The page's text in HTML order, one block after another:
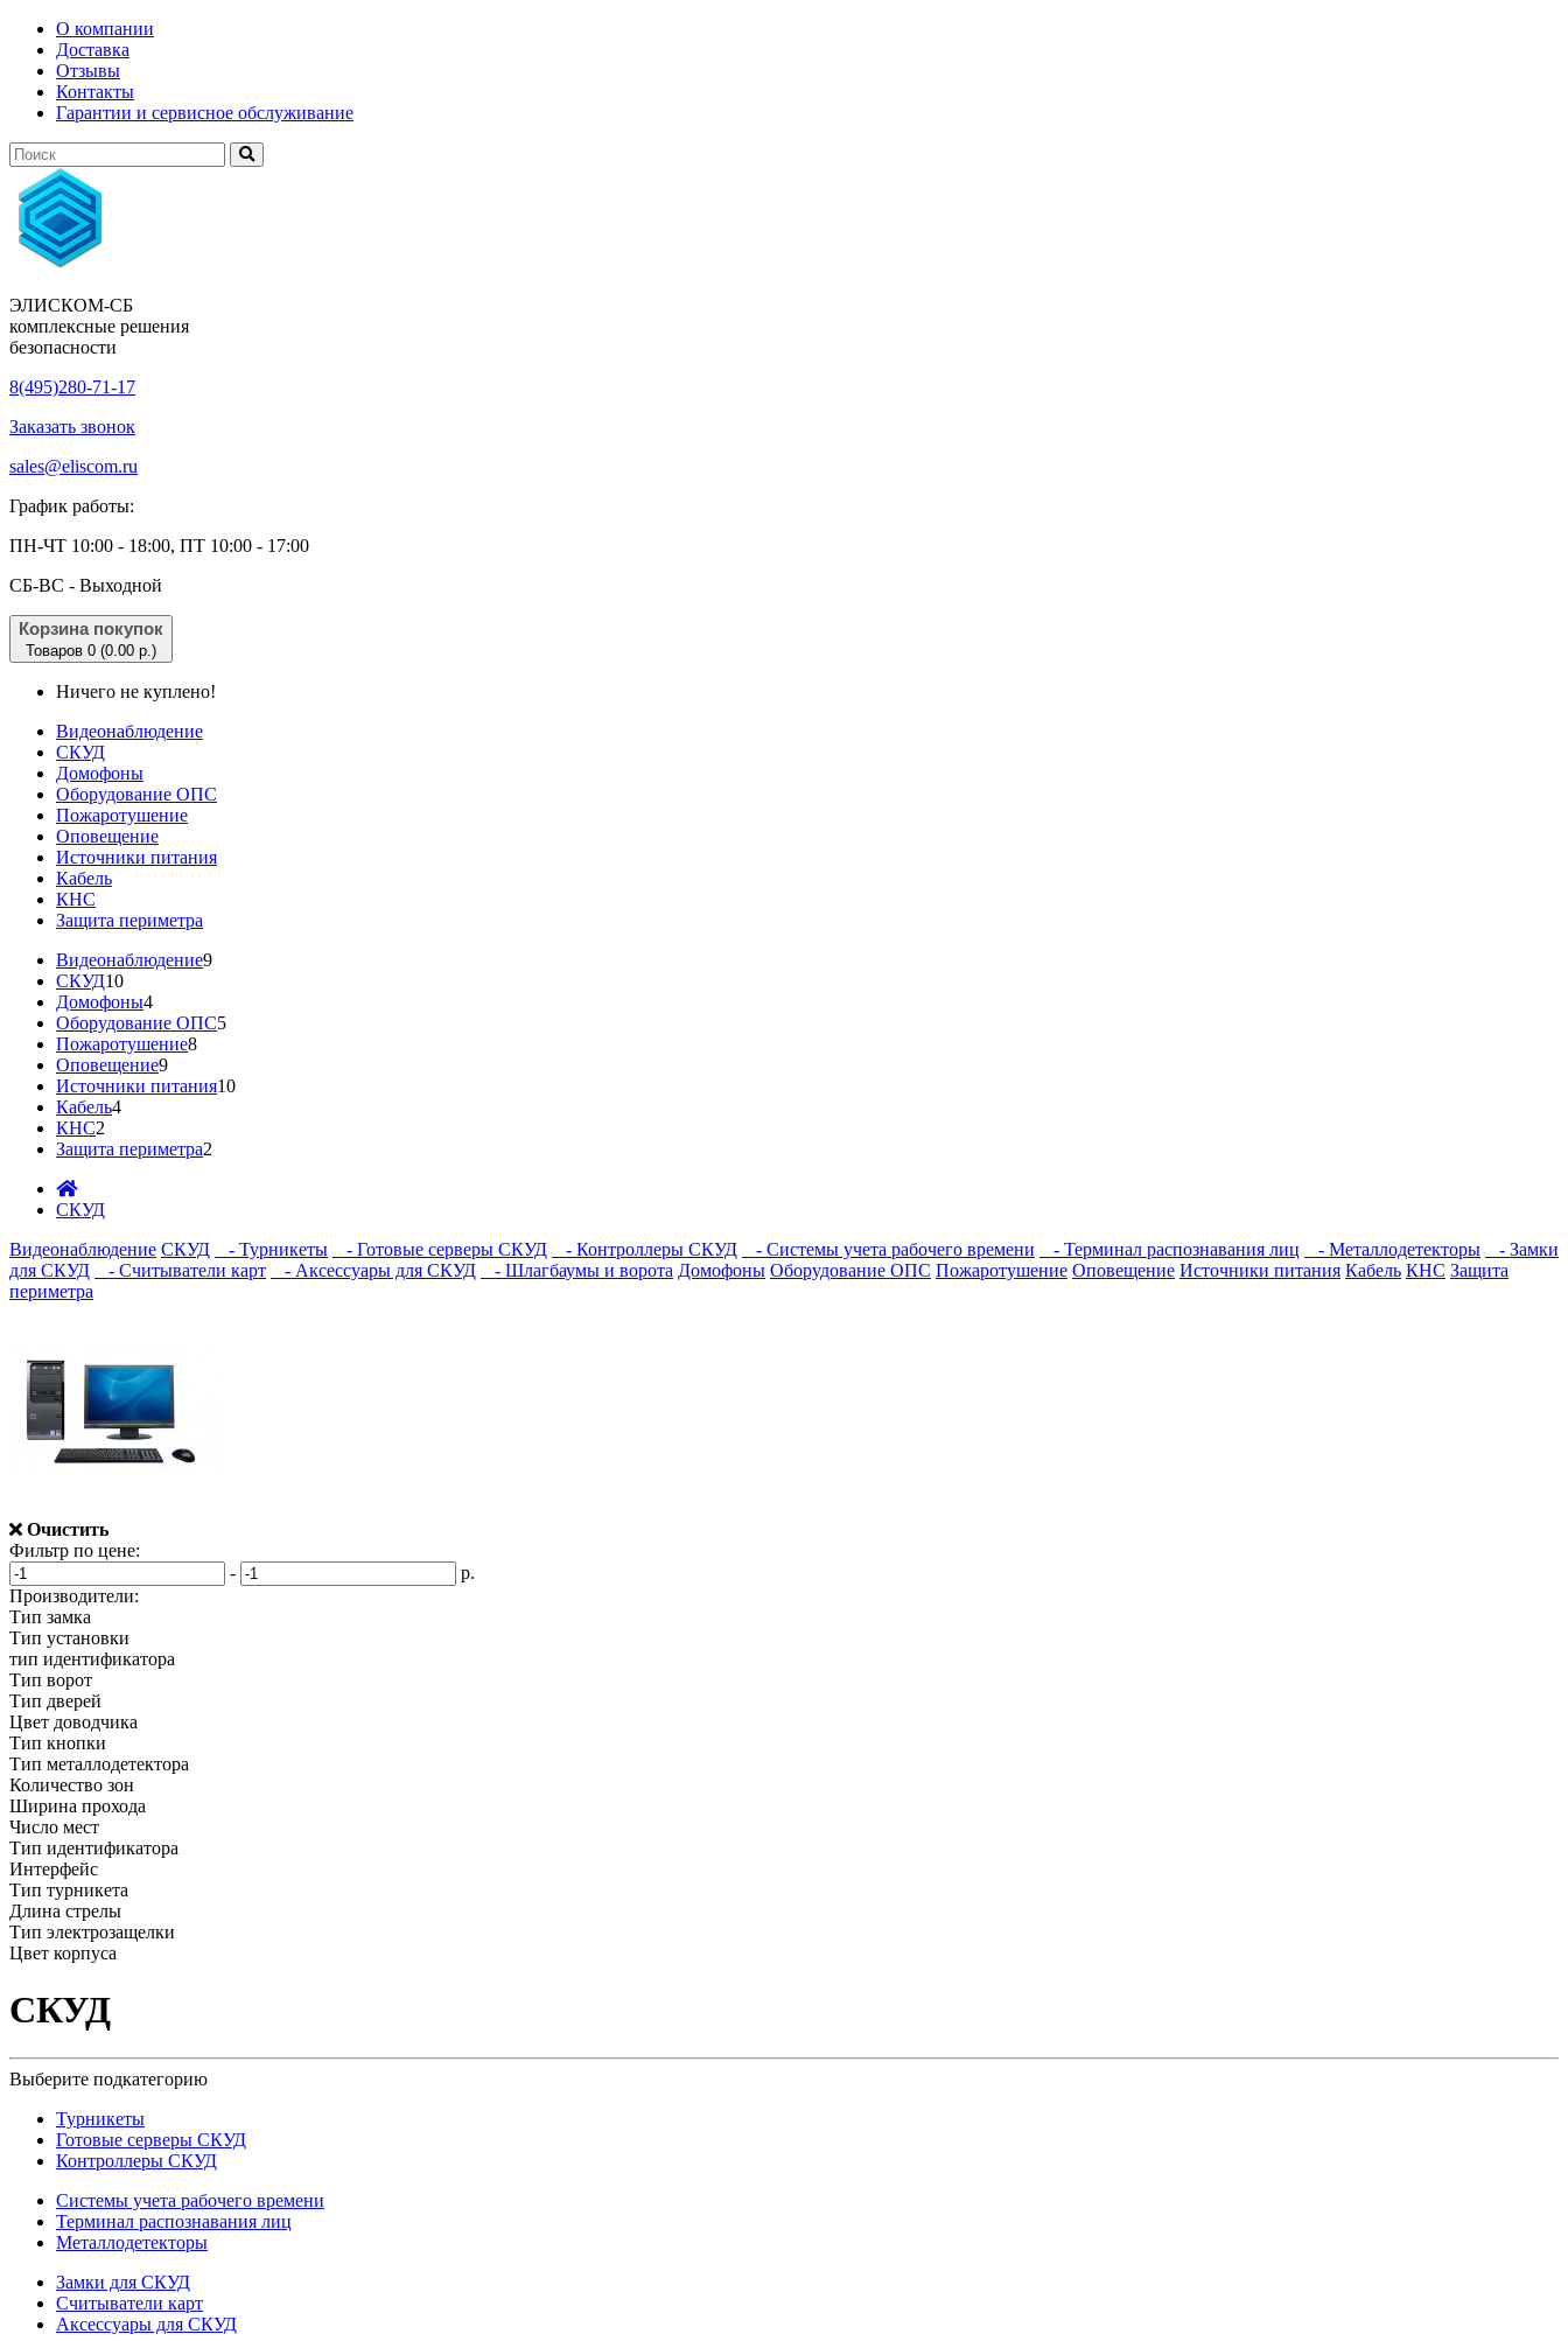
О компании
Доставка
Отзывы
Контакты
Гарантии и сервисное обслуживание
ЭЛИСКОМ-СБ
комплексные решения
безопасности
8(495)280-71-17
Заказать звонок
sales@eliscom.ru
График работы:
ПН-ЧТ 10:00 - 18:00, ПТ 10:00 - 17:00
CБ-ВС - Выходной
Корзина покупок
Товаров 0 (0.00 р.)
Ничего не куплено!
Видеонаблюдение
СКУД
Домофоны
Оборудование ОПС
Пожаротушение
Оповещение
Источники питания
Кабель
КНС
Защита периметра
Видеонаблюдение9
СКУД10
Домофоны4
Оборудование ОПС5
Пожаротушение8
Оповещение9
Источники питания10
Кабель4
КНС2
Защита периметра2
СКУД
Видеонаблюдение СКУД - Турникеты - Готовые серверы СКУД - Контроллеры СКУД - Системы учета рабочего времени - Терминал распознавания лиц - Металлодетекторы
- Замки
для СКУД
- Считыватели карт - Аксессуары для СКУД - Шлагбаумы и ворота Домофоны Оборудование ОПС Пожаротушение Оповещение Источники питания Кабель КНС Защита
периметра
Очистить
Фильтр по цене:
-
р.
Производители:
Тип замка
Тип установки
тип идентификатора
Тип ворот
Тип дверей
Цвет доводчика
Тип кнопки
Тип металлодетектора
Количество зон
Ширина прохода
Число мест
Тип идентификатора
Интерфейс
Тип турникета
Длина стрелы
Тип электрозащелки
Цвет корпуса
СКУД
Выберите подкатегорию
Турникеты
Готовые серверы СКУД
Контроллеры СКУД
Системы учета рабочего времени
Терминал распознавания лиц
Металлодетекторы
Замки для СКУД
Считыватели карт
Аксессуары для СКУД